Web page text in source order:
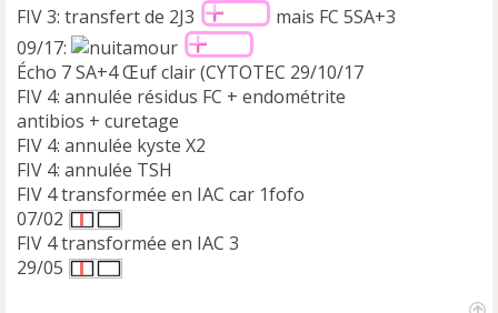
FIV 3: transfert de 2J3
mais FC 5SA+3
09/17:
Écho 7 SA+4 Œuf clair (CYTOTEC 29/10/17
FIV 4: annulée résidus FC + endométrite
antibios + curetage
FIV 4: annulée kyste X2
FIV 4: annulée TSH
FIV 4 transformée en IAC car 1fofo
07/02
FIV 4 transformée en IAC 3
29/05